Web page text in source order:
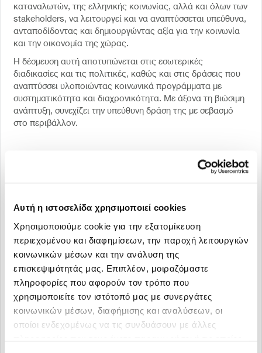
Αυτή η ιστοσελίδα χρησιμοποιεί cookies
Χρησιμοποιούμε cookie για την εξατομίκευση
περιεχομένου και διαφημίσεων, την παροχή λειτουργιών
κοινωνικών μέσων και την ανάλυση της
επισκεψιμότητάς μας. Επιπλέον, μοιραζόμαστε
πληροφορίες που αφορούν τον τρόπο που
χρησιμοποιείτε τον ιστότοπό μας με συνεργάτες
κοινωνικών μέσων, διαφήμισης και αναλύσεων, οι
οποίοι ενδεχομένως να τις συνδυάσουν με άλλες
καταναλωτών, της ελληνικής κοινωνίας, αλλά και όλων των
stakeholders, να λειτουργεί και να αναπτύσσεται υπεύθυνα,
ανταποδίδοντας και δημιουργώντας αξία για την κοινωνία
και την οικονομία της χώρας.
Η δέσμευση αυτή αποτυπώνεται στις εσωτερικές
διαδικασίες και τις πολιτικές, καθώς και στις δράσεις που
αναπτύσσει υλοποιώντας κοινωνικά προγράμματα με
συστηματικότητα και διαχρονικότητα. Με άξονα τη βιώσιμη
ανάπτυξη, συνεχίζει την υπεύθυνη δράση της με σεβασμό
στο περιβάλλον.
Η ΜΕΓΑ «True Leader» της Ελληνικής Οικονομίας
για ένατη συνεχή χρονιά
Συγκεκριμένα, ο θεσμός «True Leaders» της Icap Group
αποκτά σήμερα ιδιαίτερη βαρύτητα, αφού επιβραβεύει και
αναδεικνύει τις επιχειρήσεις που κόντρα στην οικονομική
κρίση εκπροσωπούν την ανάπτυξη. Μέσα από ένα σύνολο
15.000 χιλιάδων επιχειρήσεων που εξετάστηκαν, η ΜΕΓΑ
βρίσκεται στις 70 εταιρείες που βάσει δημοσιευμένων
αποτελεσμάτων πέτυχαν να διακριθούν, ικανοποιώντας
ταυτόχρονα και αντικειμενικά τα εξής μετρήσιμα κριτήρια: